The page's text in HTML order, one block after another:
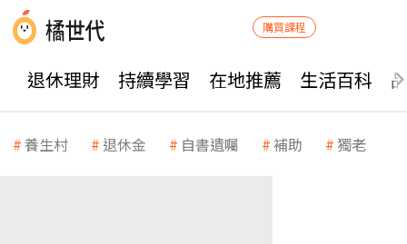
購買課程
退休理財 持續學習 在地推薦 生活百科
養生村 退休金 自書遺囑 補助 獨老